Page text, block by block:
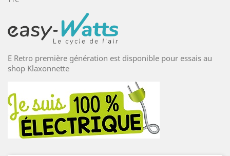
E Retro première génération est disponible pour essais au
shop Klaxonnette